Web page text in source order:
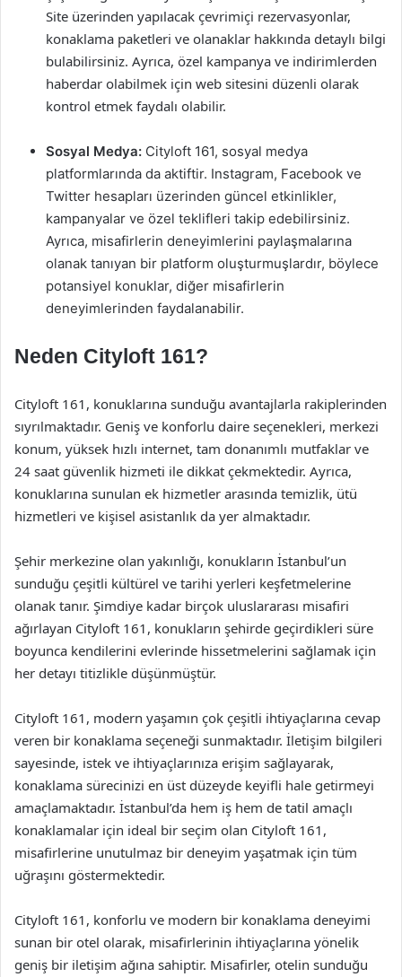
Site üzerinden yapılacak çevrimiçi rezervasyonlar,
konaklama paketleri ve olanaklar hakkında detaylı bilgi
bulabilirsiniz. Ayrıca, özel kampanya ve indirimlerden
haberdar olabilmek için web sitesini düzenli olarak
kontrol etmek faydalı olabilir.
Sosyal Medya: Cityloft 161, sosyal medya
platformlarında da aktiftir. Instagram, Facebook ve
Twitter hesapları üzerinden güncel etkinlikler,
kampanyalar ve özel teklifleri takip edebilirsiniz.
Ayrıca, misafirlerin deneyimlerini paylaşmalarına
olanak tanıyan bir platform oluşturmuşlardır, böylece
potansiyel konuklar, diğer misafirlerin
deneyimlerinden faydalanabilir.
Neden Cityloft 161?
Cityloft 161, konuklarına sunduğu avantajlarla rakiplerinden
sıyrılmaktadır. Geniş ve konforlu daire seçenekleri, merkezi
konum, yüksek hızlı internet, tam donanımlı mutfaklar ve
24 saat güvenlik hizmeti ile dikkat çekmektedir. Ayrıca,
konuklarına sunulan ek hizmetler arasında temizlik, ütü
hizmetleri ve kişisel asistanlık da yer almaktadır.
Şehir merkezine olan yakınlığı, konukların İstanbul’un
sunduğu çeşitli kültürel ve tarihi yerleri keşfetmelerine
olanak tanır. Şimdiye kadar birçok uluslararası misafiri
ağırlayan Cityloft 161, konukların şehirde geçirdikleri süre
boyunca kendilerini evlerinde hissetmelerini sağlamak için
her detayı titizlikle düşünmüştür.
Cityloft 161, modern yaşamın çok çeşitli ihtiyaçlarına cevap
veren bir konaklama seçeneği sunmaktadır. İletişim bilgileri
sayesinde, istek ve ihtiyaçlarınıza erişim sağlayarak,
konaklama sürecinizi en üst düzeyde keyifli hale getirmeyi
amaçlamaktadır. İstanbul’da hem iş hem de tatil amaçlı
konaklamalar için ideal bir seçim olan Cityloft 161,
misafirlerine unutulmaz bir deneyim yaşatmak için tüm
uğraşını göstermektedir.
Cityloft 161, konforlu ve modern bir konaklama deneyimi
sunan bir otel olarak, misafirlerinin ihtiyaçlarına yönelik
geniş bir iletişim ağına sahiptir. Misafirler, otelin sunduğu